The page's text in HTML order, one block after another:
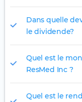
Dans quelle
le dividende?
Quel est le
ResMed Inc ?
Quel est le